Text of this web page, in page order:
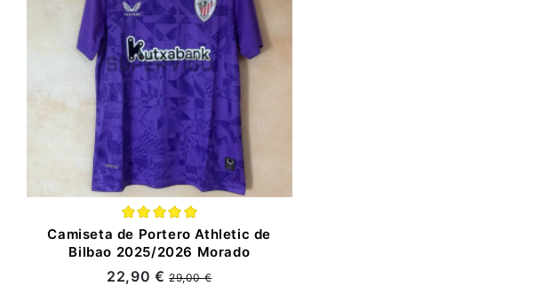
Camiseta de Portero Athletic de
Bilbao 2025/2026 Morado
22,90 €29,00 €